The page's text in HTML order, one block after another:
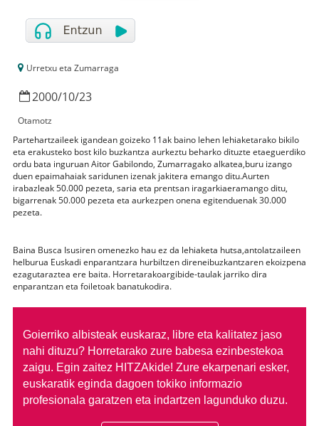
Urretxu eta Zumarraga
2000/10/23
Otamotz
Partehartzaileek igandean goizeko 11ak baino lehen lehiaketarako bikilo
eta erakusteko bost kilo buzkantza aurkeztu beharko dituzte etaeguerdiko
ordu bata inguruan Aitor Gabilondo, Zumarragako alkatea,buru izango
duen epaimahaiak saridunen izenak jakitera emango ditu.Aurten
irabazleak 50.000 pezeta, saria eta prentsan iragarkiaeramango ditu,
bigarrenak 50.000 pezeta eta aurkezpen onena egitenduenak 30.000
pezeta.
Baina Busca Isusiren omenezko hau ez da lehiaketa hutsa,antolatzaileen
helburua Euskadi enparantzara hurbiltzen direneibuzkantzaren ekoizpena
ezagutaraztea ere baita. Horretarakoargibide-taulak jarriko dira
enparantzan eta foiletoak banatukodira.
Goierriko albisteak euskaraz, libre eta kalitatez jaso
nahi dituzu? Horretarako zure babesa ezinbestekoa
zaigu. Egin zaitez HITZAkide! Zure ekarpenari esker,
euskaratik eginda dagoen tokiko informazio
profesionala garatzen eta indartzen lagunduko duzu.